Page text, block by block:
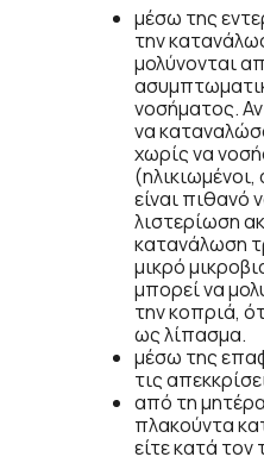
μέσω της
την
μολύνονται
νοσήματος.
να
χωρίς να
είναι πιθανό
λιστερίωση
κατανάλωση
μικρό
μπορεί να
την κοπριά,
ως λίπασμα.
μέσω της
τις
από τη
πλακούντα
είτε κατά τον